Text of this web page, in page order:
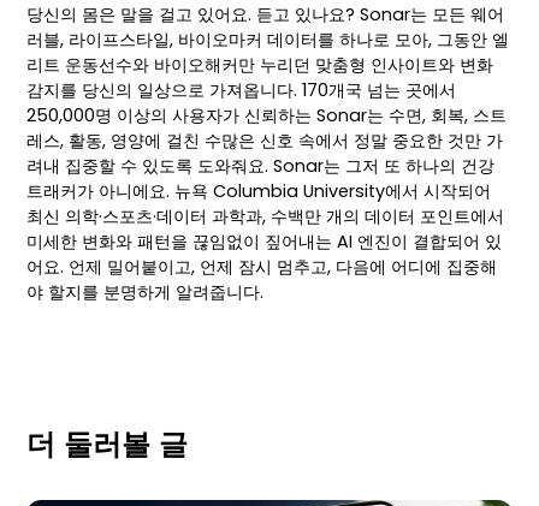
당신의 몸은 말을 걸고 있어요. 듣고 있나요? Sonar는 모든 웨어
러블, 라이프스타일, 바이오마커 데이터를 하나로 모아, 그동안 엘
리트 운동선수와 바이오해커만 누리던 맞춤형 인사이트와 변화
감지를 당신의 일상으로 가져옵니다. 170개국 넘는 곳에서
250,000명 이상의 사용자가 신뢰하는 Sonar는 수면, 회복, 스트
레스, 활동, 영양에 걸친 수많은 신호 속에서 정말 중요한 것만 가
려내 집중할 수 있도록 도와줘요. Sonar는 그저 또 하나의 건강
트래커가 아니에요. 뉴욕 Columbia University에서 시작되어
최신 의학·스포츠·데이터 과학과, 수백만 개의 데이터 포인트에서
미세한 변화와 패턴을 끊임없이 짚어내는 AI 엔진이 결합되어 있
어요. 언제 밀어붙이고, 언제 잠시 멈추고, 다음에 어디에 집중해
야 할지를 분명하게 알려줍니다.
더 둘러볼 글